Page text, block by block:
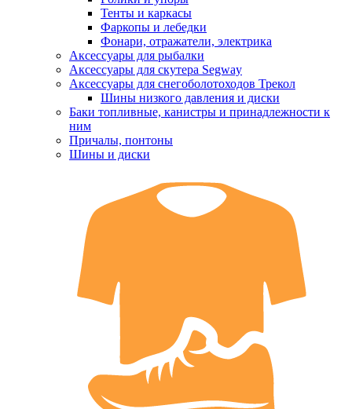
Тенты и каркасы
Фаркопы и лебедки
Фонари, отражатели, электрика
Аксессуары для рыбалки
Аксессуары для скутера Segway
Аксессуары для снегоболотоходов Трекол
Шины низкого давления и диски
Баки топливные, канистры и принадлежности к
ним
Причалы, понтоны
Шины и диски